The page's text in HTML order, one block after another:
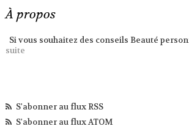
À propos
Si vous souhaitez des conseils Beauté
suite
S'abonner au flux RSS
S'abonner au flux ATOM